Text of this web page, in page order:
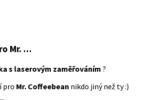
Mr. …
s laserovým zaměřováním ?
pro Mr. Coffeebean nikdo jiný než ty :)